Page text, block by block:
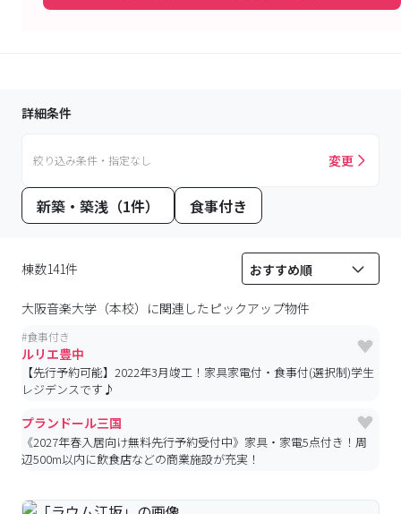
詳細条件
絞り込み条件・指定なし 変更
新築・築浅（1件） 食事付き
棟数141件
大阪音楽大学（本校） に関連したピックアップ物件
#食事付き
ルリエ豊中
【先行予約可能】2022年3月竣工！家具家電付・食事付(選択制)学生
レジデンスです♪
プランドール三国
《2027年春入居向け無料先行予約受付中》家具・家電5点付き！周
辺500m以内に飲食店などの商業施設が充実！